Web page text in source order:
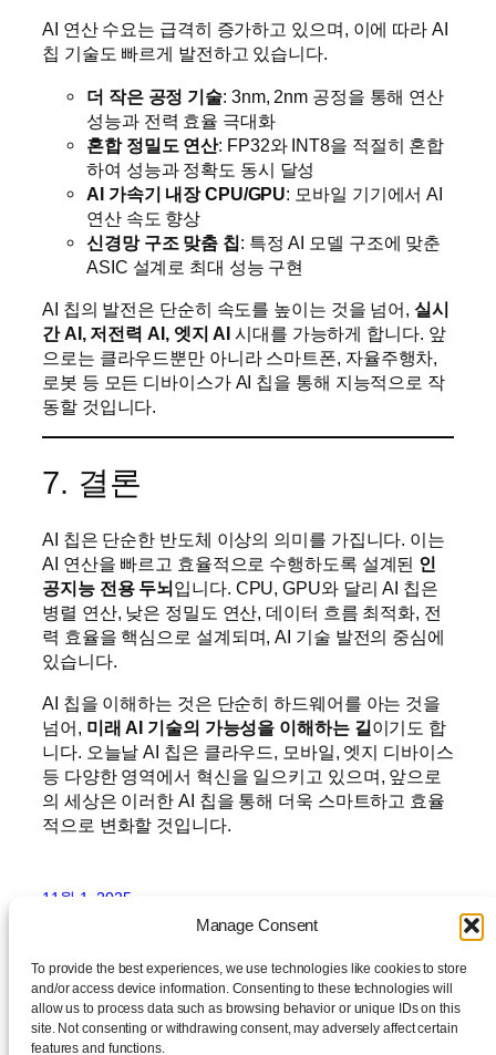
Manage Consent
To provide the best experiences, we use technologies like cookies to store
and/or access device information. Consenting to these technologies will
allow us to process data such as browsing behavior or unique IDs on this
site. Not consenting or withdrawing consent, may adversely affect certain
features and functions.
AI 연산 수요는 급격히 증가하고 있으며, 이에 따라 AI
칩 기술도 빠르게 발전하고 있습니다.
더 작은 공정 기술: 3nm, 2nm 공정을 통해 연산
성능과 전력 효율 극대화
혼합 정밀도 연산: FP32와 INT8을 적절히 혼합
하여 성능과 정확도 동시 달성
AI 가속기 내장 CPU/GPU: 모바일 기기에서 AI
연산 속도 향상
신경망 구조 맞춤 칩: 특정 AI 모델 구조에 맞춘
ASIC 설계로 최대 성능 구현
AI 칩의 발전은 단순히 속도를 높이는 것을 넘어, 실시
간 AI, 저전력 AI, 엣지 AI 시대를 가능하게 합니다. 앞
으로는 클라우드뿐만 아니라 스마트폰, 자율주행차,
로봇 등 모든 디바이스가 AI 칩을 통해 지능적으로 작
동할 것입니다.
7. 결론
AI 칩은 단순한 반도체 이상의 의미를 가집니다. 이는
AI 연산을 빠르고 효율적으로 수행하도록 설계된 인
공지능 전용 두뇌입니다. CPU, GPU와 달리 AI 칩은
병렬 연산, 낮은 정밀도 연산, 데이터 흐름 최적화, 전
력 효율을 핵심으로 설계되며, AI 기술 발전의 중심에
있습니다.
AI 칩을 이해하는 것은 단순히 하드웨어를 아는 것을
넘어, 미래 AI 기술의 가능성을 이해하는 길이기도 합
니다. 오늘날 AI 칩은 클라우드, 모바일, 엣지 디바이스
등 다양한 영역에서 혁신을 일으키고 있으며, 앞으로
의 세상은 이러한 AI 칩을 통해 더욱 스마트하고 효율
적으로 변화할 것입니다.
11월 1, 2025